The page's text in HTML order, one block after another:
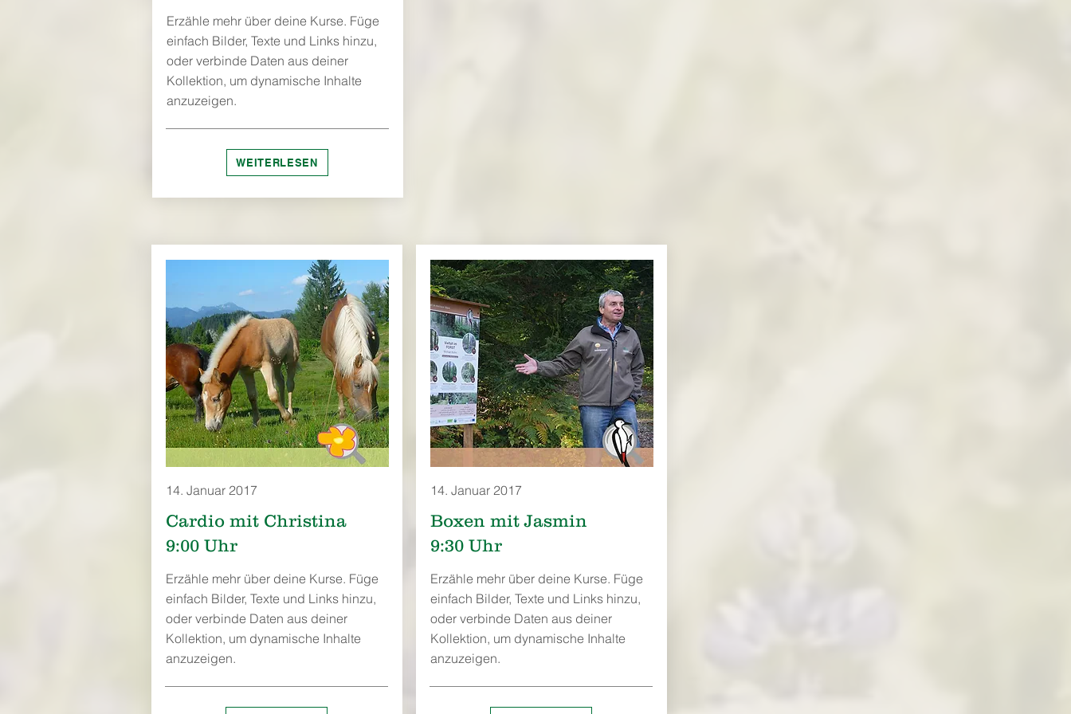
Erzähle mehr über deine Kurse. Füge
einfach Bilder, Texte und Links hinzu,
oder verbinde Daten aus deiner
Kollektion, um dynamische Inhalte
anzuzeigen.
WEITERLESEN
14. Januar 2017
Cardio mit Christina
9:00 Uhr
Erzähle mehr über deine Kurse. Füge
einfach Bilder, Texte und Links hinzu,
oder verbinde Daten aus deiner
Kollektion, um dynamische Inhalte
anzuzeigen.
14. Januar 2017
Boxen mit Jasmin
9:30 Uhr
Erzähle mehr über deine Kurse. Füge
einfach Bilder, Texte und Links hinzu,
oder verbinde Daten aus deiner
Kollektion, um dynamische Inhalte
anzuzeigen.